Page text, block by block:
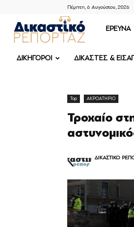
Πέμπτη, 6 Αυγούστου, 2026
ΔΙΚΑΣΤΙΚΟ
ΡΕΠΟΡΤΑΖ
ΕΡΕΥΝΑ
ΔΙΚΗΓΟΡΟΙ ΔΙΚΑΣΤΕΣ &
Top ΑΚΡΟΑΤΗΡΙΟ
Τροχαίο
ΔΙΚΑΣΤΙΚΟ